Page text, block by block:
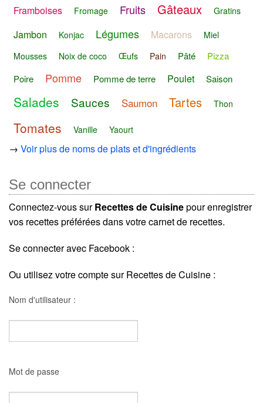
Framboises Fromage Fruits Gâteaux Gratins
Jambon Konjac Légumes Macarons
Miel
Mousses
Noix de coco Œufs Pain Pâté
Pizza
Poire
Pomme Pomme de terre Poulet Saison
Salades Sauces Saumon Tartes Thon
Tomates Vanille Yaourt
→ Voir plus de noms de plats et d'ingrédients
Se connecter
Connectez-vous surRecettes de Cuisinepour enregistrer
vos recettes préférées dans votre carnet de recettes.
Se connecter avec Facebook :
Ou utilisez votre compte sur Recettes de Cuisine :
Nom d'utilisateur :
Mot de passe